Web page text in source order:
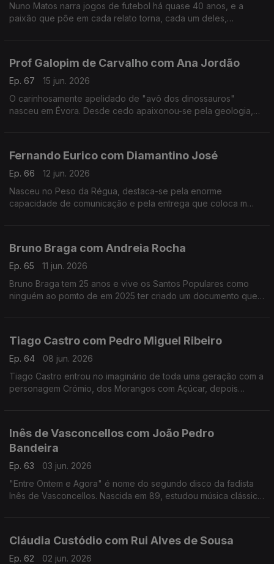
Nuno Matos narra jogos de futebol há quase 40 anos, e a
paixão que põe em cada relato torna, cada um deles,
Prof Galopim de Carvalho com Ana Jordão
Ep. 67
15 jun. 2026
O carinhosamente apelidado de "avô dos dinossauros"
nasceu em Évora. Desde cedo apaixonou-se pela geologia,
Fernando Eurico com Diamantino José
Ep. 66
12 jun. 2026
Nasceu no Peso da Régua, destaca-se pela enorme
capacidade de comunicação e pela entrega que coloca m
Bruno Braga com Andreia Rocha
Ep. 65
11 jun. 2026
Bruno Braga tem 25 anos e vive os Santos Populares como
ninguém ao pomto de em 2025 ter criado um documento que
Tiago Castro com Pedro Miguel Ribeiro
Ep. 64
08 jun. 2026
Tiago Castro entrou no imaginário de toda uma geração com a
personagem Crómio, dos Morangos com Açúcar, depois
Inês de Vasconcellos com João Pedro
Bandeira
Ep. 63
03 jun. 2026
"Entre Ontem e Agora" é nome do segundo disco da fadista
Inês de Vasconcellos. Nascida em 89, estudou música clássica,
Cláudia Custódio com Rui Alves de Sousa
Ep. 62
02 jun. 2026